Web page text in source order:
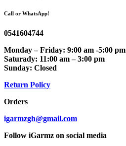
Call or WhatsApp!
0541604744
Monday – Friday: 9:00 am -5:00 pm
Saturady: 11:00 am – 3:00 pm
Sunday: Closed
Return Policy
Orders
igarmzgh@gmail.com
Follow iGarmz on social media